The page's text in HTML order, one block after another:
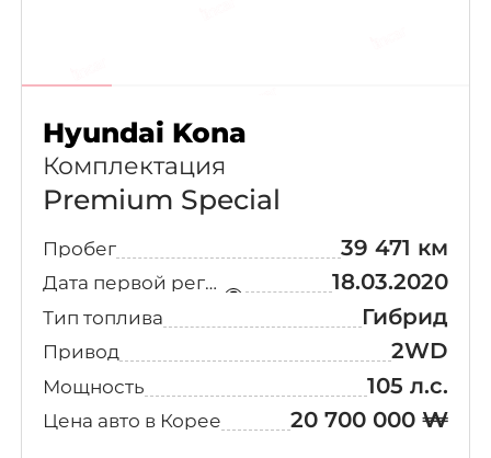
Hyundai Kona
Комплектация
Premium Special
Пробег 39 471 км
Дата первой регистрации 18.03.2020
Тип топлива Гибрид
Привод 2WD
Мощность 105 л.с.
Цена авто в Корее 20 700 000 ₩